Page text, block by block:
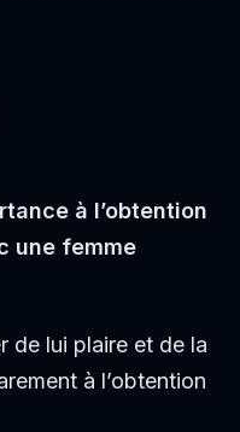
à l’obtention
une femme
de lui plaire et de la
à l’obtention